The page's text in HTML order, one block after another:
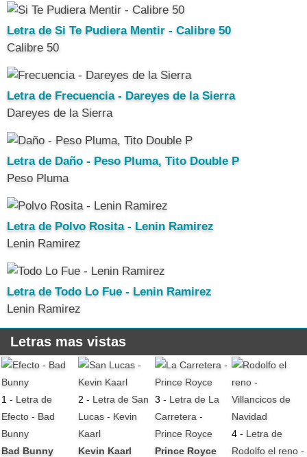
Letra de Si Te Pudiera Mentir - Calibre 50
Calibre 50
Letra de Frecuencia - Dareyes de la Sierra
Dareyes de la Sierra
Letra de Daño - Peso Pluma, Tito Double P
Peso Pluma
Letra de Polvo Rosita - Lenin Ramirez
Lenin Ramirez
Letra de Todo Lo Fue - Lenin Ramirez
Lenin Ramirez
Letras mas vistas
1 - Letra de
Efecto - Bad
Bunny
Bad Bunny
2 - Letra de San
Lucas - Kevin
Kaarl
Kevin Kaarl
3 - Letra de La
Carretera -
Prince Royce
Prince Royce
4 - Letra de
Rodolfo el reno -